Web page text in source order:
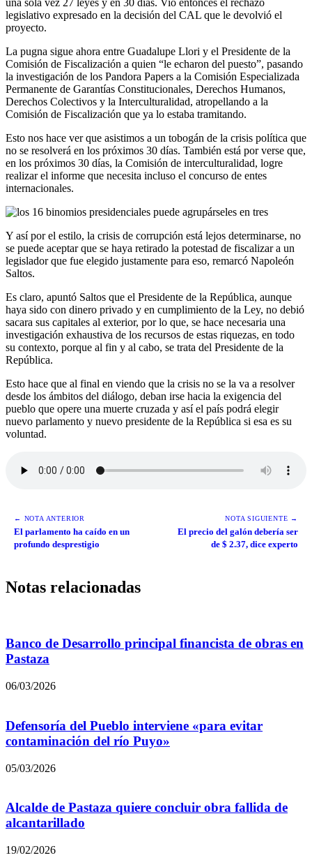
legislativo expresado en la decisión del CAL que le devolvió el
proyecto.
La pugna sigue ahora entre Guadalupe Llori y el Presidente de la
Comisión de Fiscalización a quien “le echaron del puesto”, pasando
la investigación de los Pandora Papers a la Comisión Especializada
Permanente de Garantías Constitucionales, Derechos Humanos,
Derechos Colectivos y la Interculturalidad, atropellando a la
Comisión de Fiscalización que ya lo estaba tramitando.
Esto nos hace ver que asistimos a un tobogán de la crisis política que
no se resolverá en los próximos 30 días. También está por verse que,
en los próximos 30 días, la Comisión de interculturalidad, logre
realizar el informe que necesita incluso el concurso de entes
internacionales.
Y así por el estilo, la crisis de corrupción está lejos determinarse, no
se puede aceptar que se haya retirado la potestad de fiscalizar a un
legislador que fue elegido justamente para eso, remarcó Napoleón
Saltos.
Es claro, apuntó Saltos que el Presidente de la República, aunque
haya sido con dinero privado y en cumplimiento de la Ley, no debió
sacara sus capitales al exterior, por lo que, se hace necesaria una
investigación exhaustiva de los recursos de estas riquezas, en todo
su contexto, porque al fin y al cabo, se trata del Presidente de la
República.
Esto hace que al final en viendo que la crisis no se la va a resolver
desde los ámbitos del diálogo, deban irse hacia la exigencia del
pueblo que opere una muerte cruzada y así el país podrá elegir
nuevo parlamento y nuevo presidente de la República si esa es su
voluntad.
← NOTA ANTERIOR
El parlamento ha caído en un
profundo desprestigio
NOTA SIGUIENTE →
El precio del galón debería ser
de $ 2.37, dice experto
Notas relacionadas
Banco de Desarrollo principal financista de obras en
Pastaza
06/03/2026
Defensoría del Pueblo interviene «para evitar
contaminación del río Puyo»
05/03/2026
Alcalde de Pastaza quiere concluir obra fallida de
alcantarillado
19/02/2026